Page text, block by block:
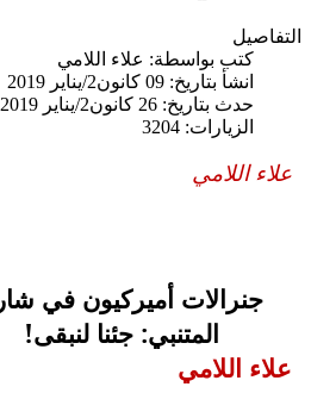
التفاصيل
كتب بواسطة: علاء اللامي
انشأ بتاريخ: 09 كانون2/يناير 2019
حدث بتاريخ: 26 كانون2/يناير 2019
الزيارات: 3204
علاء اللامي
جنرالات أميركيون في
المتنبي: جئنا لنبقى!
علاء اللامي